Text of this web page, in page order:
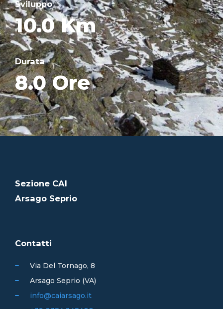
Sviluppo
10.0 Km
Durata
8.0 Ore
Sezione CAI
Arsago Seprio
Contatti
Via Del Tornago, 8
Arsago Seprio (VA)
info@caiarsago.it